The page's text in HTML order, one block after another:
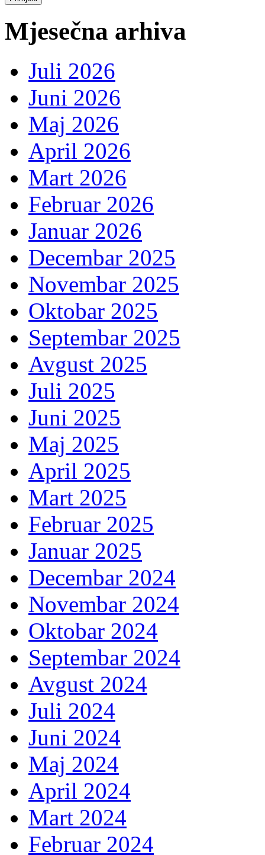
Mjesečna arhiva
Juli 2026
Juni 2026
Maj 2026
April 2026
Mart 2026
Februar 2026
Januar 2026
Decembar 2025
Novembar 2025
Oktobar 2025
Septembar 2025
Avgust 2025
Juli 2025
Juni 2025
Maj 2025
April 2025
Mart 2025
Februar 2025
Januar 2025
Decembar 2024
Novembar 2024
Oktobar 2024
Septembar 2024
Avgust 2024
Juli 2024
Juni 2024
Maj 2024
April 2024
Mart 2024
Februar 2024